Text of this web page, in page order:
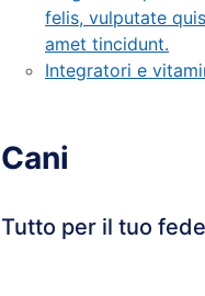
felis, vulputate
amet tincidunt.
Integratori e
Cani
Tutto per il tuo